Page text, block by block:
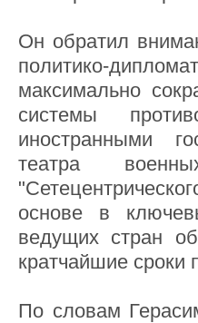
Он обратил
политико-
максимально
системы
иностранными
театра
основе в
ведущих стран
кратчайшие сроки
По словам